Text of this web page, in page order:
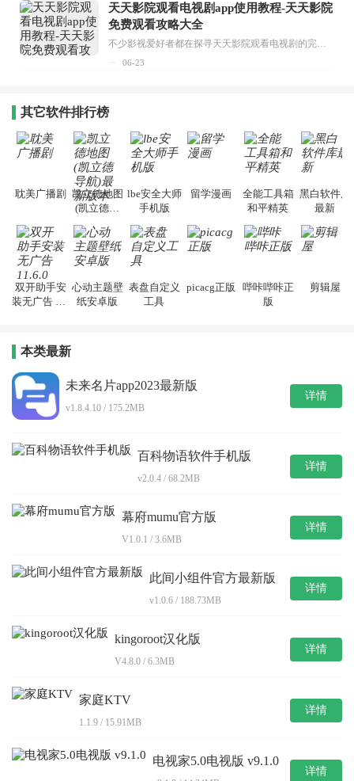
天天影院观看电视剧app使用教程-天天影院
免费观看攻略大全
不少影视爱好者都在探寻天天影院观看电视剧的完整方法，结合最新平台使用规则，本篇新手入门攻略全面讲解观看渠道、检索流程、播放设置以及画面模式调整等实用内容。全文适配手机、电脑等主流设备，步骤简洁易懂，无论是初次使用的新手，还是想要优化观影体验的用户，都能参照内容快速上手，熟练掌握平台各项操作技巧，轻松畅享影视内容。...
06-23
其它软件排行榜
耽美广播剧
凯立德地图
(凯立德导
lbe安全大师
手机版
留学漫画
全能工具箱
和平精英
黑白软件库
最新
双开助手安
装无广告 11.
心动主题壁
纸安卓版
表盘自定义
工具
picacg正版
哔咔哔咔正
版
剪辑屋
本类最新
未来名片app2023最新版
v1.8.4.10 / 175.2MB
详情
百科物语软件手机版
v2.0.4 / 68.2MB
详情
幕府mumu官方版
V1.0.1 / 3.6MB
详情
此间小组件官方最新版
v1.0.6 / 188.73MB
详情
kingoroot汉化版
V4.8.0 / 6.3MB
详情
家庭KTV
1.1.9 / 15.91MB
详情
电视家5.0电视版 v9.1.0
详情